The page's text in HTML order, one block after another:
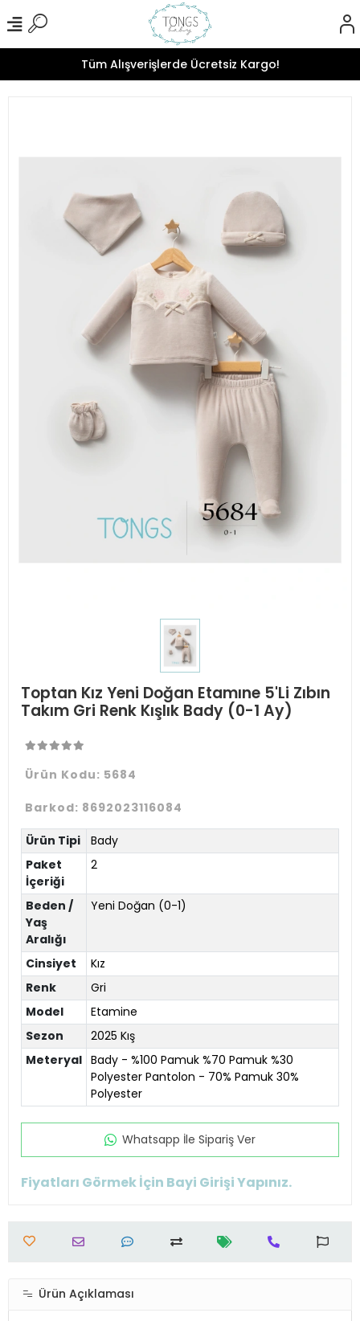
Tüm Alışverişlerde Ücretsiz Kargo!
Toptan Kız Yeni Doğan Etamıne 5'Li Zıbın
Takım Gri Renk Kışlık Bady (0-1 Ay)
Ürün Kodu: 5684
Barkod: 8692023116084
Ürün Tipi
Bady
Paket
İçeriği
2
Beden /
Yaş
Aralığı
Yeni Doğan (0-1)
Cinsiyet
Kız
Renk
Gri
Model
Etamine
Sezon
2025 Kış
Meteryal Bady - %100 Pamuk %70 Pamuk %30
Polyester Pantolon - 70% Pamuk 30%
Polyester
Whatsapp İle Sipariş Ver
Fiyatları Görmek İçin Bayi Girişi Yapınız.
Ürün Açıklaması